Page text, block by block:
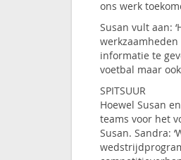
ons werk
Susan vult aan:
informatie te
voetbal maar
SPITSUUR
Hoewel Susan
teams voor het
Susan. Sandra: